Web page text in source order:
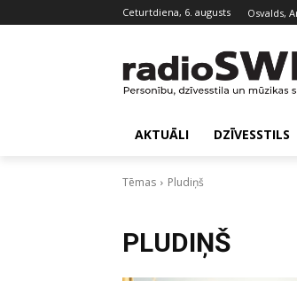
ceturtdiena, 6. augusts Osvalds,
AKTUĀLI DZĪVESSTILS
Tēmas Pludiņš
PLUDIŅŠ